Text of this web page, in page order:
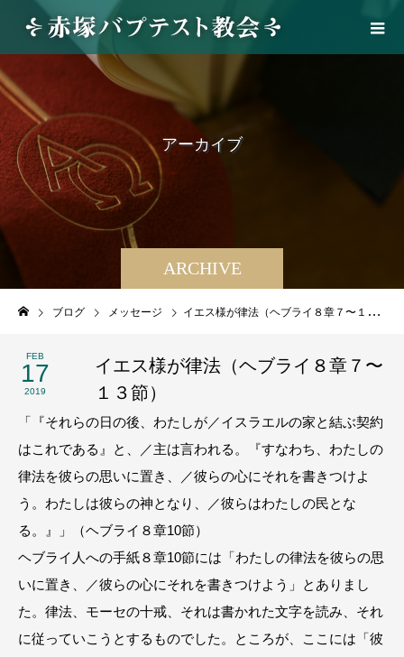
ARCHIVE
アーカイブ
ブログ メッセージ イエス様が律法（ヘブライ８章７〜１３節）
FEB
17
2019
イエス様が律法（ヘブライ８章７〜
１３節）
「『それらの日の後、わたしが／イスラエルの家と結ぶ契約
はこれである』と、／主は言われる。『すなわち、わたしの
律法を彼らの思いに置き、／彼らの心にそれを書きつけよ
う。わたしは彼らの神となり、／彼らはわたしの民とな
る。』」（ヘブライ８章10節）
ヘブライ人への手紙８章10節には「わたしの律法を彼らの思
いに置き、／彼らの心にそれを書きつけよう」とありまし
た。律法、モーセの十戒、それは書かれた文字を読み、それ
に従っていこうとするものでした。ところが、ここには「彼